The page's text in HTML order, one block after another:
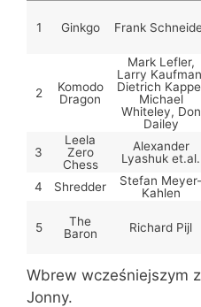
1 Ginkgo Frank
2
Komodo
Dragon
Mark Lefler,
Larry
Dietrich
Michael
Whiteley, Don
Dailey
3
Leela
Zero
Chess
Alexander
Lyashuk et.al.
4 Shredder
Stefan Meyer-
Kahlen
5
The
Baron
Richard Pijl
Wbrew wcześniejszym
Jonny.